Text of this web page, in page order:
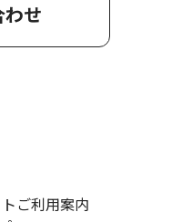
わせ
ご利用案内